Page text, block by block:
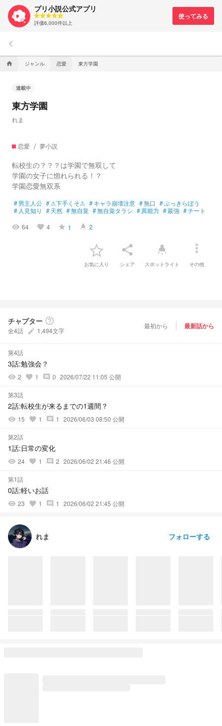
プリ小説公式アプリ
評価6,000件以上
keyboard_arrow_left
home ジャンル 恋愛 東方学園
連載中
東方学園
れま
恋愛 夢小説
転校生の？？？は学園で無双して
学園の女子に惚れられる！？
学園恋愛無双系
#男主人公 #⚠下手くそ⚠ #キャラ崩壊注意 #無口 #ぶっきらぼう
# 人見知り #天然 #無自覚 #無自覚タラシ #異能力 #最強 #チート
visibility 64 favorite 4 grade 1 highlight 2
お気に入り
share
シェア
highlight
スポットライト
more_vert
その他
チャプター help_outline
全4話 create 1,494文字
最初から 最新話から
第4話
3話:勉強会？
visibility 2 favorite 1 comment 0 2026/07/22 11:05 公開
第3話
2話:転校生が来るまでの1週間？
visibility 15 favorite 1 comment 1 2026/06/03 08:50 公開
第2話
1話:日常の変化
visibility 24 favorite 1 comment 2 2026/06/02 21:46 公開
第1話
0話:軽いお話
visibility 23 favorite 1 comment 1 2026/06/02 21:45 公開
れま フォローする